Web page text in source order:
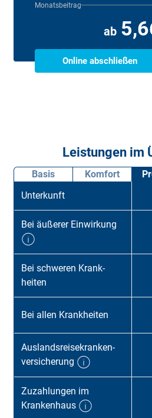
Monatsbeitrag
ab
Online abschließen
Leistungen im
Basis Komfort
Unter­kunft
Bei äußerer Ein­wirk­ung
Bei schweren Krank­
heiten
Bei allen Krank­heiten
Auslands­reise­kranken­
ver­sicherung
Zu­zahl­ungen im
Kranken­haus